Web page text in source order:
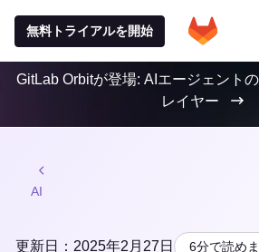
無料トライアルを開始
GitLab Orbitが登場: AIエージェント
レイヤー
AI
更新日：2025年2月27日 6分で読め